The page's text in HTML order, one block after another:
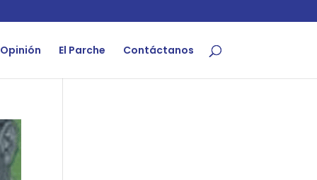
Opinión El Parche Contáctanos